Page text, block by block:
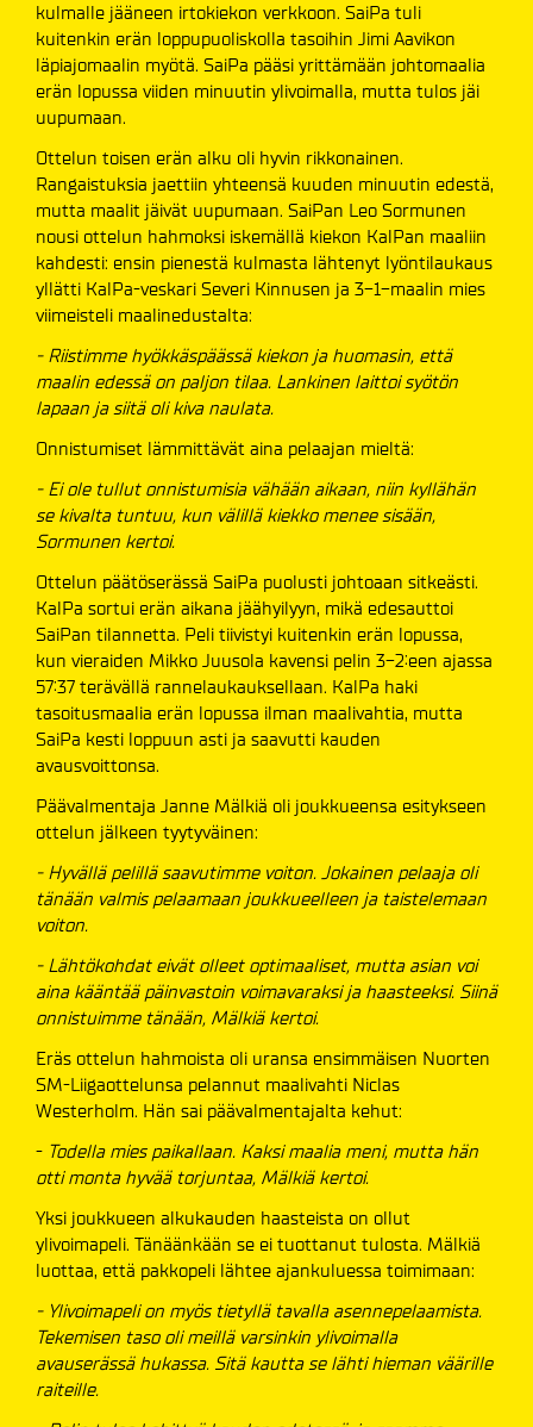
kulmalle jääneen irtokiekon verkkoon. SaiPa tuli
kuitenkin erän loppupuoliskolla tasoihin Jimi Aavikon
läpiajomaalin myötä. SaiPa pääsi yrittämään johtomaalia
erän lopussa viiden minuutin ylivoimalla, mutta tulos jäi
uupumaan.
Ottelun toisen erän alku oli hyvin rikkonainen.
Rangaistuksia jaettiin yhteensä kuuden minuutin edestä,
mutta maalit jäivät uupumaan. SaiPan Leo Sormunen
nousi ottelun hahmoksi iskemällä kiekon KalPan maaliin
kahdesti: ensin pienestä kulmasta lähtenyt lyöntilaukaus
yllätti KalPa-veskari Severi Kinnusen ja 3-1-maalin mies
viimeisteli maalinedustalta:
- Riistimme hyökkäspäässä kiekon ja huomasin, että
maalin edessä on paljon tilaa. Lankinen laittoi syötön
lapaan ja siitä oli kiva naulata.
Onnistumiset lämmittävät aina pelaajan mieltä:
- Ei ole tullut onnistumisia vähään aikaan, niin kyllähän
se kivalta tuntuu, kun välillä kiekko menee sisään,
Sormunen kertoi.
Ottelun päätöserässä SaiPa puolusti johtoaan sitkeästi.
KalPa sortui erän aikana jäähyilyyn, mikä edesauttoi
SaiPan tilannetta. Peli tiivistyi kuitenkin erän lopussa,
kun vieraiden Mikko Juusola kavensi pelin 3-2:een ajassa
57:37 terävällä rannelaukauksellaan. KalPa haki
tasoitusmaalia erän lopussa ilman maalivahtia, mutta
SaiPa kesti loppuun asti ja saavutti kauden
avausvoittonsa.
Päävalmentaja Janne Mälkiä oli joukkueensa esitykseen
ottelun jälkeen tyytyväinen:
- Hyvällä pelillä saavutimme voiton. Jokainen pelaaja oli
tänään valmis pelaamaan joukkueelleen ja taistelemaan
voiton.
- Lähtökohdat eivät olleet optimaaliset, mutta asian voi
aina kääntää päinvastoin voimavaraksi ja haasteeksi. Siinä
onnistuimme tänään, Mälkiä kertoi.
Eräs ottelun hahmoista oli uransa ensimmäisen Nuorten
SM-Liigaottelunsa pelannut maalivahti Niclas
Westerholm. Hän sai päävalmentajalta kehut:
- Todella mies paikallaan. Kaksi maalia meni, mutta hän
otti monta hyvää torjuntaa, Mälkiä kertoi.
Yksi joukkueen alkukauden haasteista on ollut
ylivoimapeli. Tänäänkään se ei tuottanut tulosta. Mälkiä
luottaa, että pakkopeli lähtee ajankuluessa toimimaan:
- Ylivoimapeli on myös tietyllä tavalla asennepelaamista.
Tekemisen taso oli meillä varsinkin ylivoimalla
avauserässä hukassa. Sitä kautta se lähti hieman väärille
raiteille.